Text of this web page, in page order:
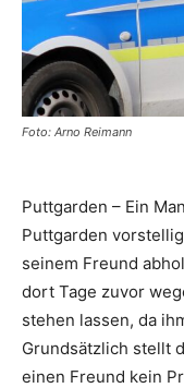
Foto: Arno Reimann
Puttgarden – Ein
Puttgarden
seinem Freund
dort Tage zuvor
stehen lassen, da
Grundsätzlich stellt
einen Freund kein